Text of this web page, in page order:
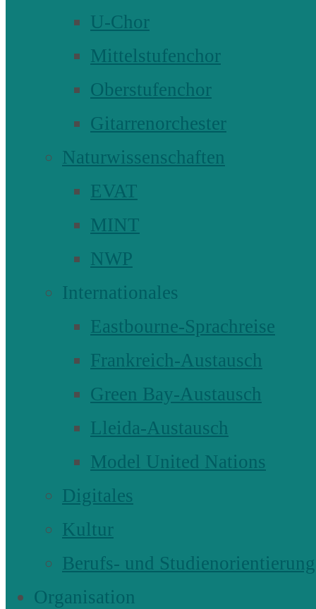
U-Chor
Mittelstufenchor
Oberstufenchor
Gitarrenorchester
Naturwissenschaften
EVAT
MINT
NWP
Internationales
Eastbourne-Sprachreise
Frankreich-Austausch
Green Bay-Austausch
Lleida-Austausch
Model United Nations
Digitales
Kultur
Berufs- und Studienorientierung
Organisation